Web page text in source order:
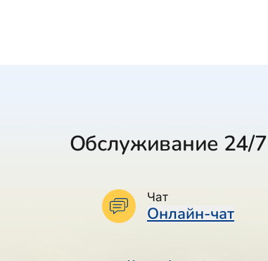
Обслуживание 24/7
Чат
Онлайн-чат